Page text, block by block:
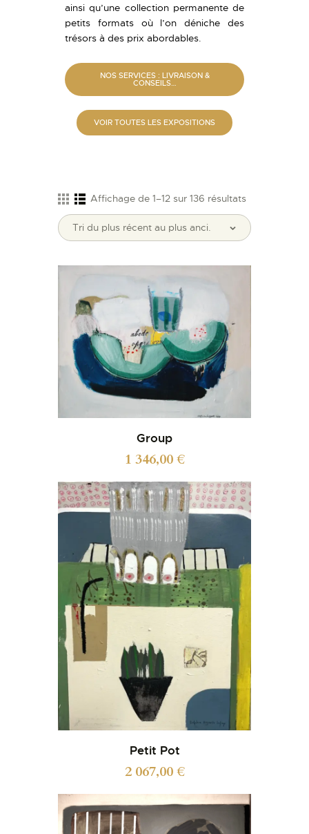
ainsi qu’une collection permanente de
petits formats où l’on déniche des
trésors à des prix abordables.
NOS SERVICES : LIVRAISON &
CONSEILS…
VOIR TOUTES LES EXPOSITIONS
Affichage de 1–12 sur 136 résultats
Group
1 346,00€
Petit Pot
2 067,00€